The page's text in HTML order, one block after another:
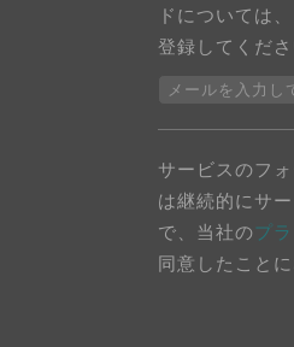
ドについては
登録してくださ
メールを入力し
サービスのフ
は継続的にサ
で、当社のプ
同意したことに